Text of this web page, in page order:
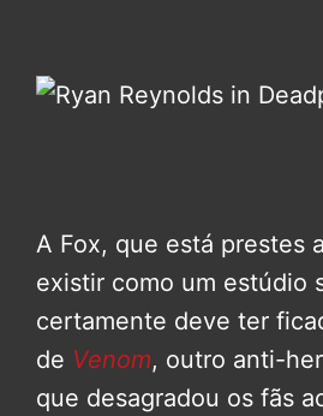
A Fox, que está prestes
existir como um estúdio
certamente deve ter
de Venom, outro anti-
que desagradou os fãs